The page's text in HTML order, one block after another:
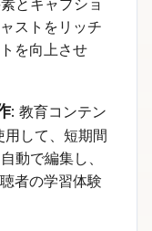
ストをリッチ
を向上させ
: 教育コンテン
して、短期間
動で編集し、
者の学習体験